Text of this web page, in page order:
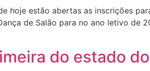
hoje estão abertas as inscrições
de Salão para no ano letivo de
do estado